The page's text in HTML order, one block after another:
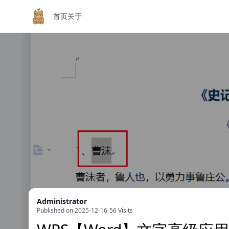
首页关于
Administrator
Published on 2025-12-16/56 Visits